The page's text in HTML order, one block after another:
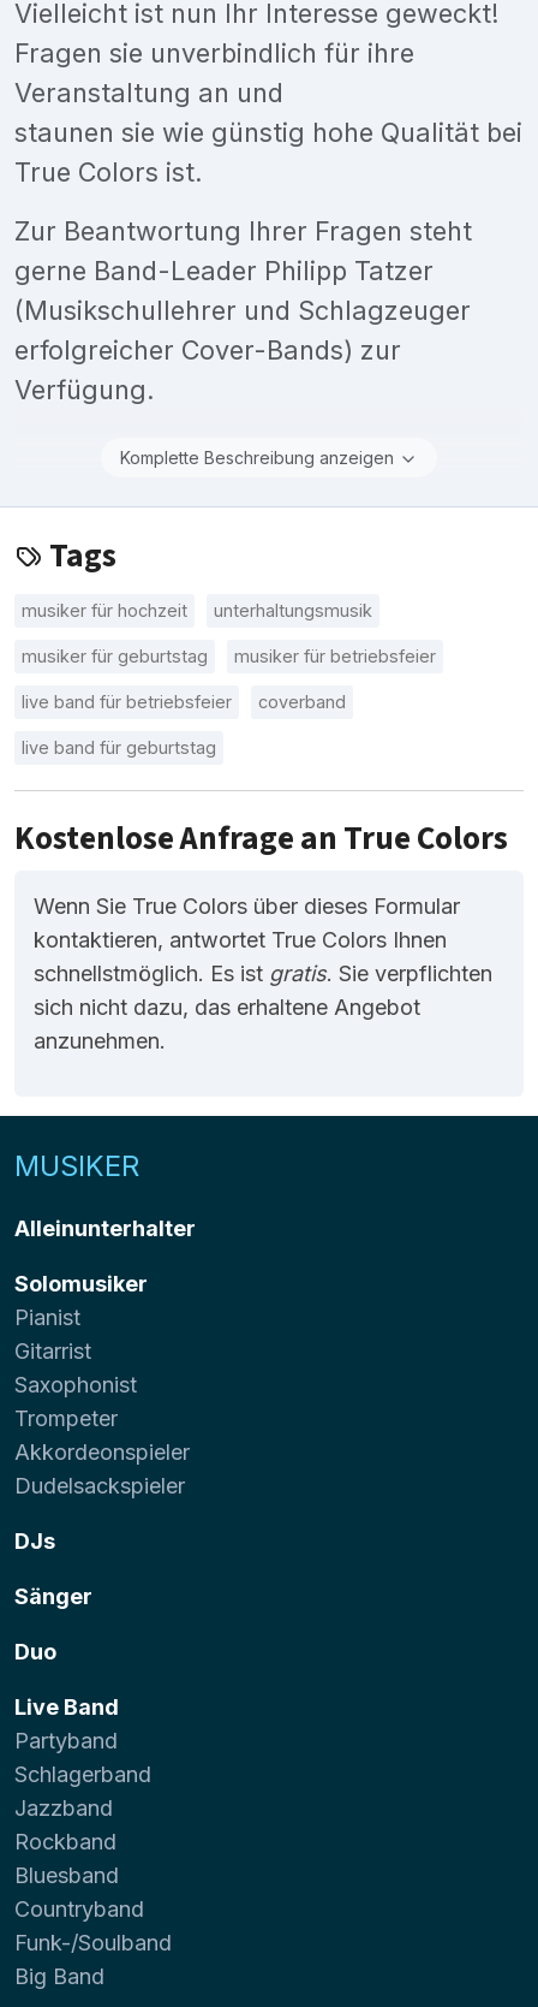
Vielleicht ist nun Ihr Interesse geweckt!
Fragen sie unverbindlich für ihre
Veranstaltung an und
staunen sie wie günstig hohe Qualität bei
True Colors ist.
Zur Beantwortung Ihrer Fragen steht
gerne Band-Leader Philipp Tatzer
(Musikschullehrer und Schlagzeuger
erfolgreicher Cover-Bands) zur
Verfügung.
Komplette Beschreibung anzeigen
Tags
musiker für hochzeit unterhaltungsmusik
musiker für geburtstag musiker für betriebsfeier
live band für betriebsfeier coverband
live band für geburtstag
Kostenlose Anfrage an True Colors
Wenn Sie True Colors über dieses Formular
kontaktieren, antwortet True Colors Ihnen
schnellstmöglich. Es ist gratis. Sie verpflichten
sich nicht dazu, das erhaltene Angebot
anzunehmen.
MUSIKER
Alleinunterhalter
Solomusiker
Pianist
Gitarrist
Saxophonist
Trompeter
Akkordeonspieler
Dudelsackspieler
DJs
Sänger
Duo
Live Band
Partyband
Schlagerband
Jazzband
Rockband
Bluesband
Countryband
Funk-/Soulband
Big Band